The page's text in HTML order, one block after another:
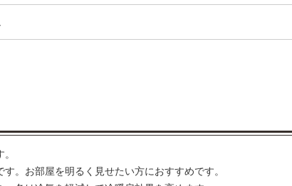
。お部屋を明るく見せたい方におすすめです。